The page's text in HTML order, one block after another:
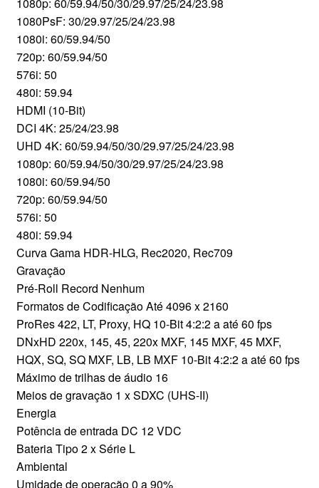
1080PsF: 30/29.97/25/24/23.98
1080i: 60/59.94/50
720p: 60/59.94/50
576i: 50
480i: 59.94
HDMI (10-Bit)
DCI 4K: 25/24/23.98
UHD 4K: 60/59.94/50/30/29.97/25/24/23.98
1080p: 60/59.94/50/30/29.97/25/24/23.98
1080i: 60/59.94/50
720p: 60/59.94/50
576i: 50
480i: 59.94
Curva Gama HDR-HLG, Rec2020, Rec709
Gravação
Pré-Roll Record Nenhum
Formatos de Codificação Até 4096 x 2160
ProRes 422, LT, Proxy, HQ 10-Bit 4:2:2 a até 60 fps
DNxHD 220x, 145, 45, 220x MXF, 145 MXF, 45 MXF,
HQX, SQ, SQ MXF, LB, LB MXF 10-Bit 4:2:2 a até 60 fps
Máximo de trilhas de áudio 16
Meios de gravação 1 x SDXC (UHS-II)
Energia
Potência de entrada DC 12 VDC
Bateria Tipo 2 x Série L
Ambiental
Umidade de operação 0 a 90%